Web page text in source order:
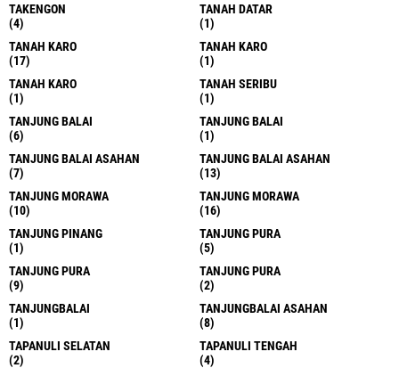
TAKENGON
(4)
TANAH DATAR
(1)
TANAH KARO
(17)
TANAH KARO
(1)
TANAH KARO
(1)
TANAH SERIBU
(1)
TANJUNG BALAI
(6)
TANJUNG BALAI
(1)
TANJUNG BALAI ASAHAN
(7)
TANJUNG BALAI ASAHAN
(13)
TANJUNG MORAWA
(10)
TANJUNG MORAWA
(16)
TANJUNG PINANG
(1)
TANJUNG PURA
(5)
TANJUNG PURA
(9)
TANJUNG PURA
(2)
TANJUNGBALAI
(1)
TANJUNGBALAI ASAHAN
(8)
TAPANULI SELATAN
(2)
TAPANULI TENGAH
(4)